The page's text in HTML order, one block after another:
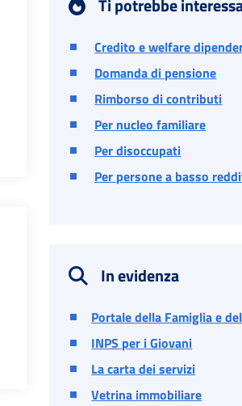
Ti potrebbe
Credito e welfare
Domanda di pensione
Rimborso di contributi
Per nucleo familiare
Per disoccupati
Per persone a basso
In evidenza
Portale della Famiglia e
INPS per i Giovani
La carta dei servizi
Vetrina immobiliare